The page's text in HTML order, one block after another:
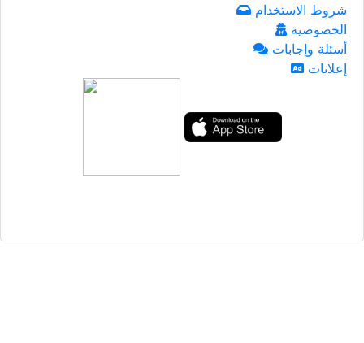
شروط الاستخدام
الخصوصية
أسئلة وإجابات
إعلانات